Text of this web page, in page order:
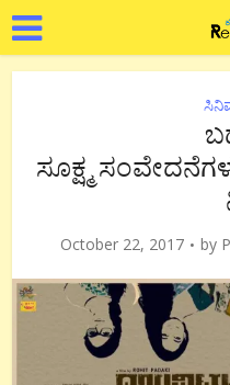
ಸೂಕ್ಷ್ಮ
October 22, 2017 by